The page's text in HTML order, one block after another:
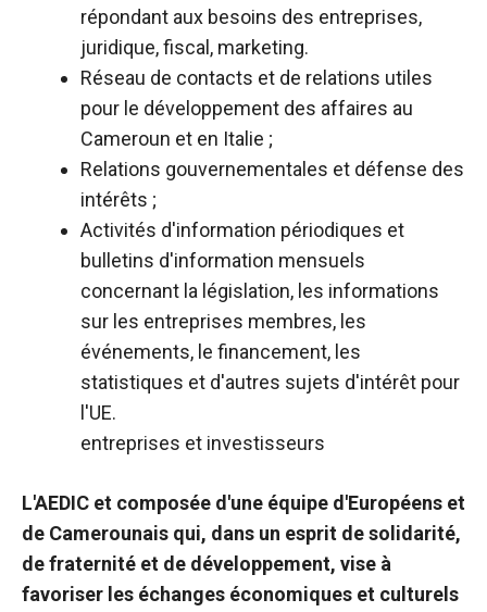
répondant aux besoins des entreprises,
juridique, fiscal, marketing.
Réseau de contacts et de relations utiles
pour le développement des affaires au
Cameroun et en Italie ;
Relations gouvernementales et défense des
intérêts ;
Activités d'information périodiques et
bulletins d'information mensuels
concernant la législation, les informations
sur les entreprises membres, les
événements, le financement, les
statistiques et d'autres sujets d'intérêt pour
l'UE.
entreprises et investisseurs
L'AEDIC et composée d'une équipe d'Européens et
de Camerounais qui, dans un esprit de solidarité,
de fraternité et de développement, vise à
favoriser les échanges économiques et culturels